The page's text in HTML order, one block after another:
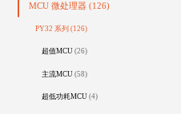
MCU 微处理器 (126)
PY32 系列(126)
超值MCU(26)
主流MCU(58)
超低功耗MCU(4)